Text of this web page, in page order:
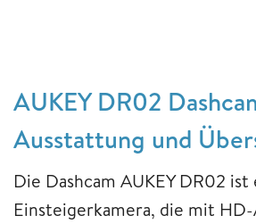
AUKEY DR02
Ausstattung und
Die Dashcam AUKEY DR02
Einsteigerkamera, die mit